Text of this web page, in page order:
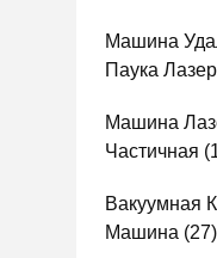
Машина
Паука
Машина
Частичная
Вакуумная
Машина (27)